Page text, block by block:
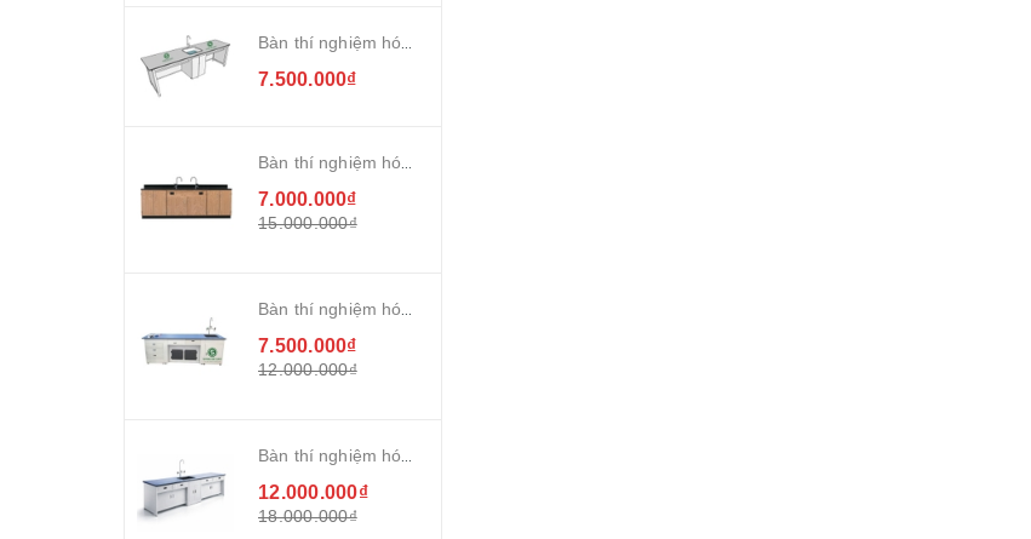
7.500.000₫
7.000.000₫
15.000.000₫
7.500.000₫
12.000.000₫
12.000.000₫
18.000.000₫